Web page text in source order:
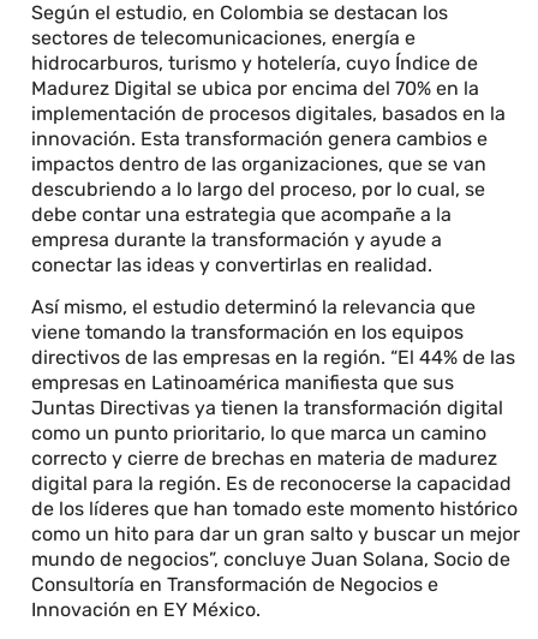
Según el estudio, en Colombia se destacan los
sectores de telecomunicaciones, energía e
hidrocarburos, turismo y hotelería, cuyo Índice de
Madurez Digital se ubica por encima del 70% en la
implementación de procesos digitales, basados en la
innovación. Esta transformación genera cambios e
impactos dentro de las organizaciones, que se van
descubriendo a lo largo del proceso, por lo cual, se
debe contar una estrategia que acompañe a la
empresa durante la transformación y ayude a
conectar las ideas y convertirlas en realidad.
Así mismo, el estudio determinó la relevancia que
viene tomando la transformación en los equipos
directivos de las empresas en la región. “El 44% de las
empresas en Latinoamérica manifiesta que sus
Juntas Directivas ya tienen la transformación digital
como un punto prioritario, lo que marca un camino
correcto y cierre de brechas en materia de madurez
digital para la región. Es de reconocerse la capacidad
de los líderes que han tomado este momento histórico
como un hito para dar un gran salto y buscar un mejor
mundo de negocios”, concluye Juan Solana, Socio de
Consultoría en Transformación de Negocios e
Innovación en EY México.